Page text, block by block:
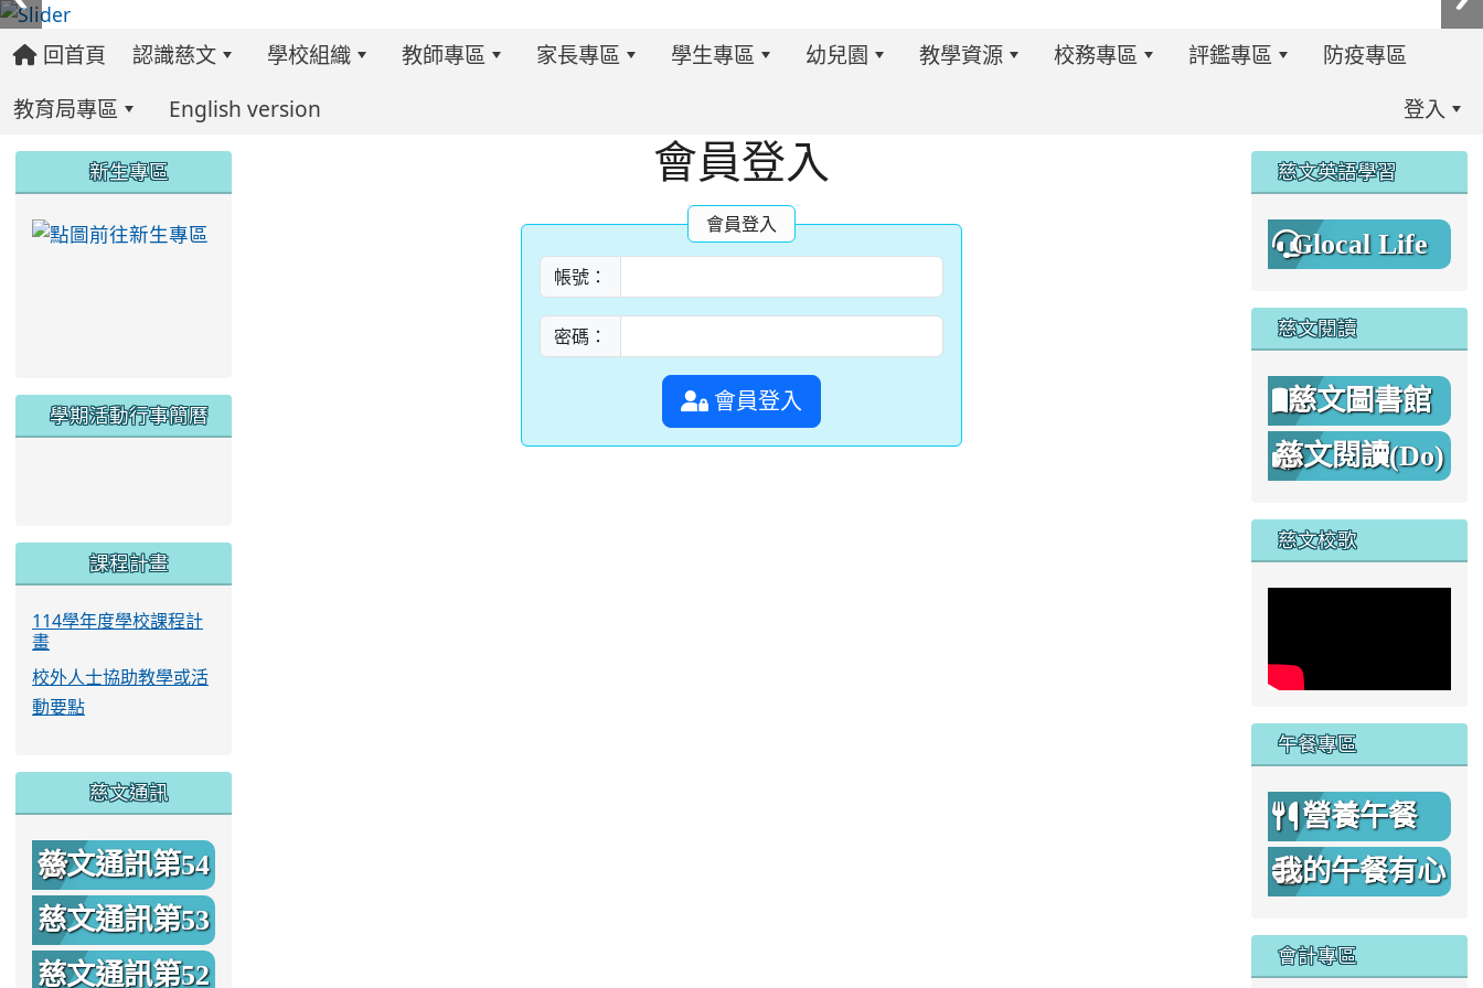
回首頁 認識慈文 學校組織 教師專區 家長專區 學生專區 幼兒園 教學資源 校務專區 評鑑專區
防疫專區
教育局專區
English version 登入
會員登入
會員登入
帳號：
密碼：
會員登入
::: 新生專區
link to https://www.twes.tyc.edu.tw/modules/tadnews/index.php?ncsn=6
學期活動行事簡曆
link to https://www.twes.tyc.edu.tw/uploads/tad_blocks/image/113-1%E6%B4%BB%E5%8B%95%E8%A1%8C%E4%BA%8B%E7%B0%A1%E6%9B%86.jpg \
link to https://www.twes.tyc.edu.tw/uploads/tad_blocks/image/114-2%E6%B4%BB%E5%8B%95%E8%A1%8C%E4%BA%8B%E7%B0%A1%E6%9B%86A.png
課程計畫
114學年度學校課程計
畫
校外人士協助教學或活
動要點
慈文通訊
慈文通訊第54
期
慈文通訊第53
期
慈文通訊第52
::: 慈文英語學習
Glocal Life
慈文閱讀
慈文圖書館
慈文閱讀(Do)
慈文校歌
午餐專區
營養午餐
我的午餐有心
會計專區